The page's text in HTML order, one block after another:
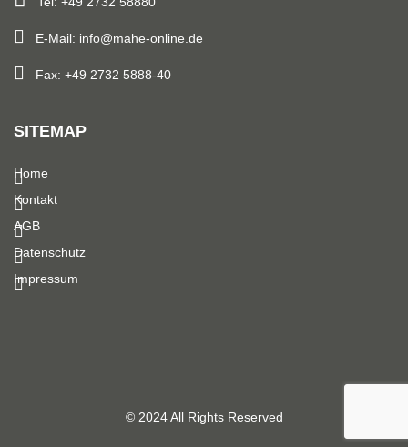
E-Mail: info@mahe-online.de
Fax: +49 2732 5888-40
SITEMAP
Home
Kontakt
AGB
Datenschutz
Impressum
© 2024 All Rights Reserved